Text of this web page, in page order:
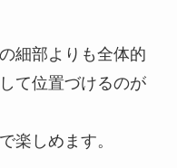
細部よりも全体的
て位置づけるのが
楽しめます。